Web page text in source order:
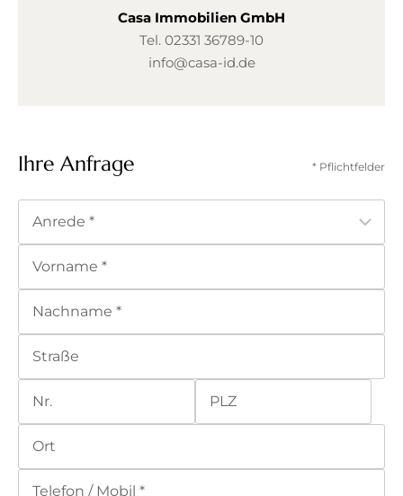
Ihre Anfrage * Pflichtfelder
Casa Immobilien GmbH
Tel. 02331 36789-10
info@casa-id.de